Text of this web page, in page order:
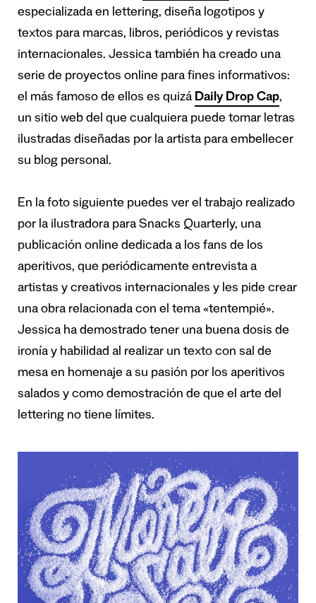
especializada en lettering, diseña logotipos y
textos para marcas, libros, periódicos y revistas
internacionales. Jessica también ha creado una
serie de proyectos online para fines informativos:
el más famoso de ellos es quizá Daily Drop Cap,
un sitio web del que cualquiera puede tomar letras
ilustradas diseñadas por la artista para embellecer
su blog personal.
En la foto siguiente puedes ver el trabajo realizado
por la ilustradora para Snacks Quarterly, una
publicación online dedicada a los fans de los
aperitivos, que periódicamente entrevista a
artistas y creativos internacionales y les pide crear
una obra relacionada con el tema «tentempié».
Jessica ha demostrado tener una buena dosis de
ironía y habilidad al realizar un texto con sal de
mesa en homenaje a su pasión por los aperitivos
salados y como demostración de que el arte del
lettering no tiene límites.